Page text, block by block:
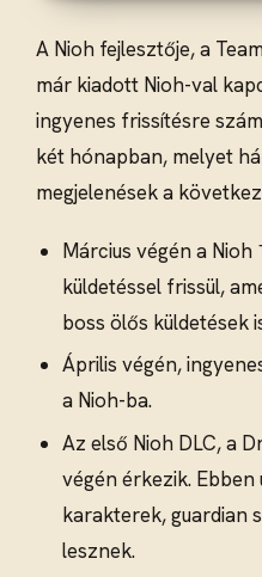
A Nioh fejlesztője, a
már kiadott Nioh-val
ingyenes frissítésre
két hónapban, melyet
megjelenések a
Március végén a
küldetéssel frissül,
boss ölős küldetések
Április végén,
a Nioh-ba.
Az első Nioh DLC, a
végén érkezik.
karakterek, guardian
lesznek.